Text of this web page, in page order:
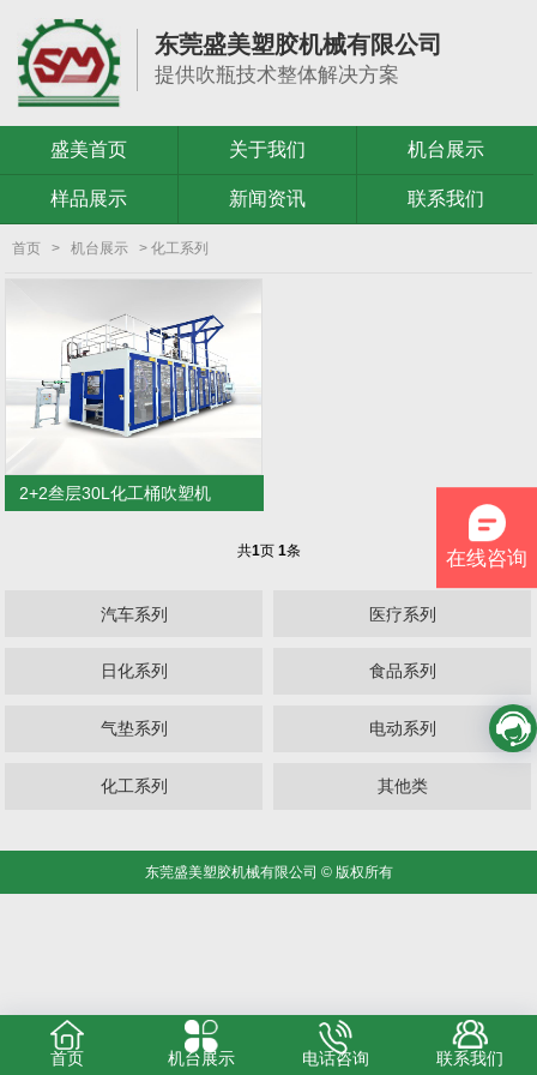
东莞盛美塑胶机械有限公司
提供吹瓶技术整体解决方案
盛美首页 关于我们 机台展示
样品展示 新闻资讯 联系我们
首页 > 机台展示 > 化工系列
2+2叁层30L化工桶吹塑机
共1页 1条
汽车系列 医疗系列
日化系列 食品系列
气垫系列 电动系列
化工系列 其他类
东莞盛美塑胶机械有限公司 © 版权所有
首页 机台展示 电话咨询 联系我们
在线咨询